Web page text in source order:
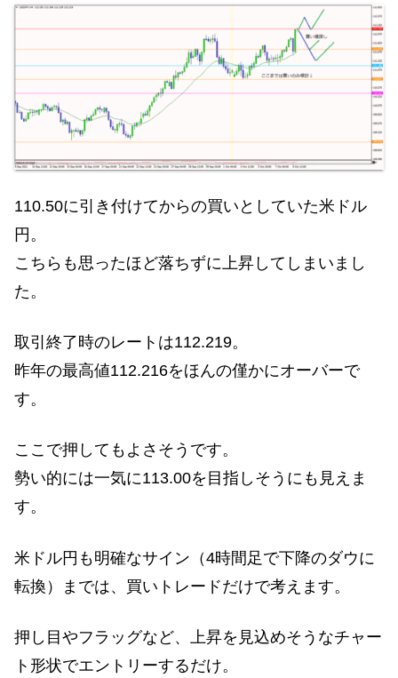
110.50に引き付けてからの買いとしていた米ドル
円。
こちらも思ったほど落ちずに上昇してしまいまし
た。
取引終了時のレートは112.219。
昨年の最高値112.216をほんの僅かにオーバーで
す。
ここで押してもよさそうです。
勢い的には一気に113.00を目指しそうにも見えま
す。
米ドル円も明確なサイン（4時間足で下降のダウに
転換）までは、買いトレードだけで考えます。
押し目やフラッグなど、上昇を見込めそうなチャー
ト形状でエントリーするだけ。